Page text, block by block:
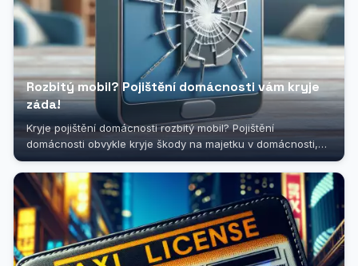
Rozbitý mobil? Pojištění domácnosti vám kryje
záda!
Kryje pojištění domácnosti rozbitý mobil? Pojištění
domácnosti obvykle kryje škody na majetku v domácnosti,
ale vztahuje se i na rozbitý...